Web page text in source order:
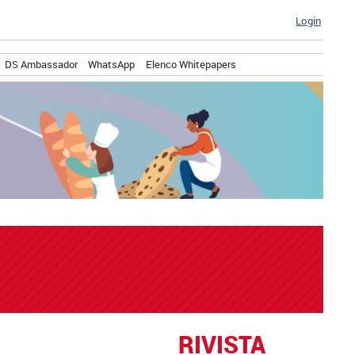
Login
DS Ambassador WhatsApp Elenco Whitepapers
RIVISTA